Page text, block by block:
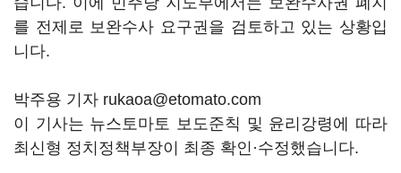
를 전제로 보완수사 요구권을 검토하고 있는 상황입
니다.
박주용 기자 rukaoa@etomato.com
이 기사는 뉴스토마토 보도준칙 및 윤리강령에 따라
최신형 정치정책부장이 최종 확인·수정했습니다.